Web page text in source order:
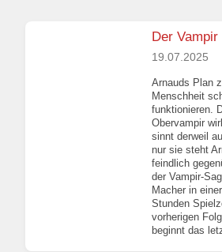
Der
19.07.2025
Arnauds Plan
Menschheit
funktionieren.
Obervampir
sinnt derweil
nur sie steht
feindlich
der Vampir-
Macher in
Stunden
vorherigen
beginnt das